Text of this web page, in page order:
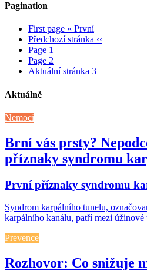
Pagination
First page « První
Předchozí stránka ‹‹
Page 1
Page 2
Aktuální stránka 3
Aktuálně
Nemoci
Brní vás prsty?
příznaky syndromu
První příznaky syndromu
Syndrom karpálního tunelu,
karpálního kanálu, patří mezi úžinové
Prevence
Rozhovor: Co snižuje